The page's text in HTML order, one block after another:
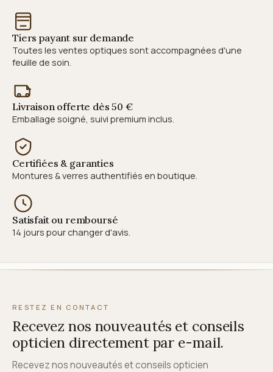
Tiers payant sur demande
Toutes les ventes optiques sont accompagnées d'une
feuille de soin.
Livraison offerte dès 50 €
Emballage soigné, suivi premium inclus.
Certifiées & garanties
Montures & verres authentifiés en boutique.
Satisfait ou remboursé
14 jours pour changer d'avis.
RESTEZ EN CONTACT
Recevez nos nouveautés et conseils
opticien directement par e-mail.
Recevez nos nouveautés et conseils opticien